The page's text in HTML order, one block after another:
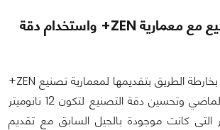
تطوير دقة التصنيع مع معمارية ZEN+ واستخدام دقة
مازالت AMD ملتزمة بخارطة الطريق بتقديمها لمعمارية تصنيع ZEN+
المحسنة عن الجيل الماضي وتحسين دقة التصنيع لتكون 12 نانوميتر
نانوميتر التى كانت موجودة بالجيل السابق مع تقديم